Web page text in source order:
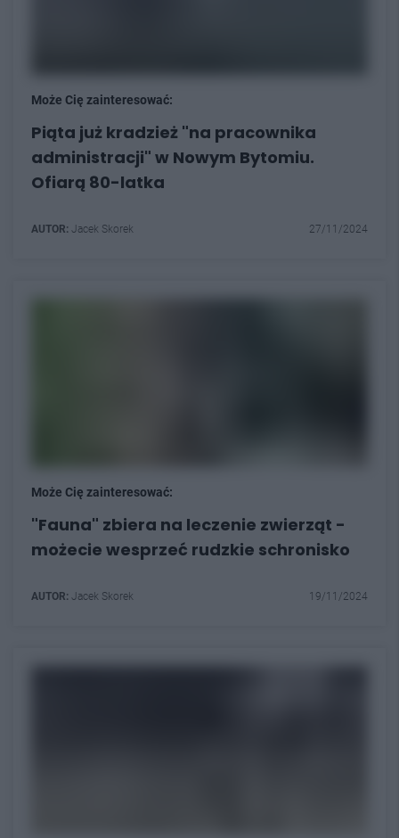
Może Cię zainteresować:
Piąta już kradzież "na pracownika
administracji" w Nowym Bytomiu.
Ofiarą 80-latka
AUTOR: Jacek Skorek 27/11/2024
Może Cię zainteresować:
"Fauna" zbiera na leczenie zwierząt -
możecie wesprzeć rudzkie schronisko
AUTOR: Jacek Skorek 19/11/2024